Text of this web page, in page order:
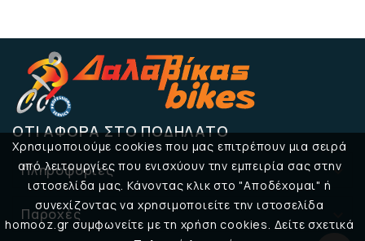
Χρησιμοποιούμε cookies που μας επιτρέπουν μια σειρά
από λειτουργίες που ενισχύουν την εμπειρία σας στην
ιστοσελίδα μας. Κάνοντας κλικ στο "Αποδέχομαι" ή
συνεχίζοντας να χρησιμοποιείτε την ιστοσελίδα
homooz.gr συμφωνείτε με τη χρήση cookies. Δείτε σχετικά
ΌΤΙ ΑΦΟΡΆ ΣΤΟ ΠΟΔΉΛΑΤΟ
Πληροφορίες 
Παροχές